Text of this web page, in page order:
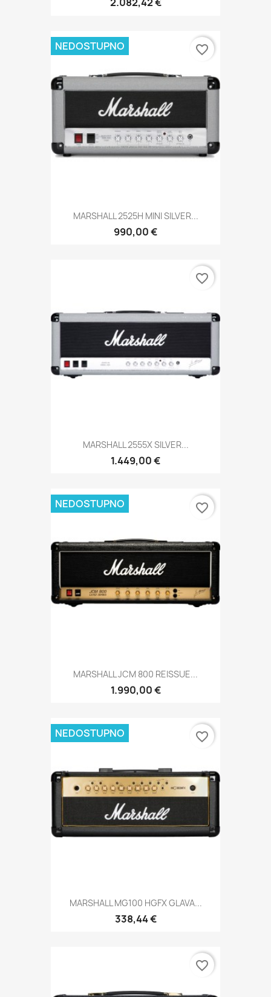
2.082,42 €
MARSHALL 2525H MINI SILVER...
990,00 €
NEDOSTUPNO favorite_border
MARSHALL 2555X SILVER...
1.449,00 €
favorite_border
MARSHALL JCM 800 REISSUE...
1.990,00 €
NEDOSTUPNO favorite_border
MARSHALL MG100 HGFX GLAVA...
338,44 €
NEDOSTUPNO favorite_border
favorite_border